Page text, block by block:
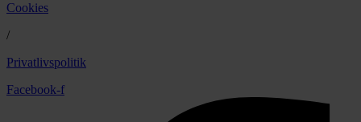
Cookies
/
Privatlivspolitik
Facebook-f